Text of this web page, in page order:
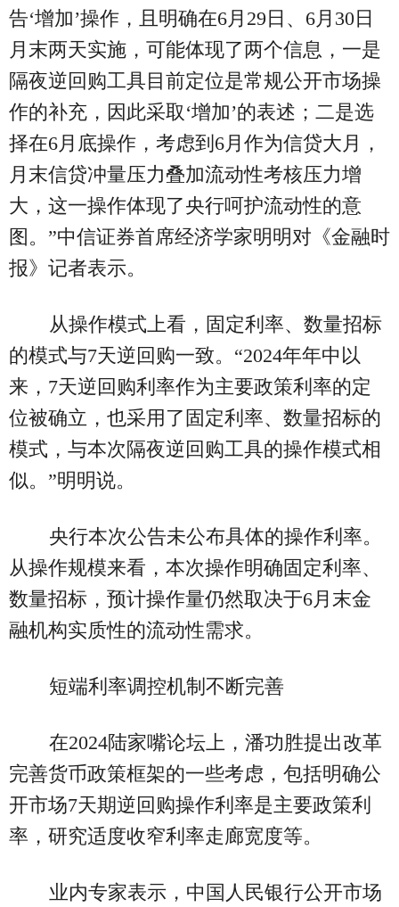
告‘增加’操作，且明确在6月29日、6月30日
月末两天实施，可能体现了两个信息，一是
隔夜逆回购工具目前定位是常规公开市场操
作的补充，因此采取‘增加’的表述；二是选
择在6月底操作，考虑到6月作为信贷大月，
月末信贷冲量压力叠加流动性考核压力增
大，这一操作体现了央行呵护流动性的意
图。”中信证券首席经济学家明明对《金融时
报》记者表示。
从操作模式上看，固定利率、数量招标
的模式与7天逆回购一致。“2024年年中以
来，7天逆回购利率作为主要政策利率的定
位被确立，也采用了固定利率、数量招标的
模式，与本次隔夜逆回购工具的操作模式相
似。”明明说。
央行本次公告未公布具体的操作利率。
从操作规模来看，本次操作明确固定利率、
数量招标，预计操作量仍然取决于6月末金
融机构实质性的流动性需求。
短端利率调控机制不断完善
在2024陆家嘴论坛上，潘功胜提出改革
完善货币政策框架的一些考虑，包括明确公
开市场7天期逆回购操作利率是主要政策利
率，研究适度收窄利率走廊宽度等。
业内专家表示，中国人民银行公开市场